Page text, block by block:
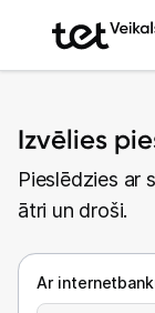
Izvēlies
Pieslēdzies ar
ātri un droši.
Ar